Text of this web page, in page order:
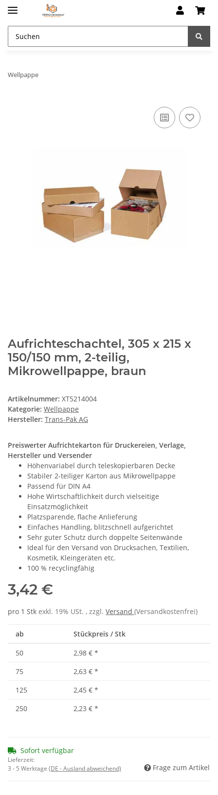
Wellpappe
Aufrichteschachtel, 305 x 215 x
150/150 mm, 2-teilig,
Mikrowellpappe, braun
Artikelnummer: XT5214004
Kategorie: Wellpappe
Hersteller: Trans-Pak AG
Preiswerter Aufrichtekarton für Druckereien, Verlage,
Hersteller und Versender
Höhenvariabel durch teleskopierbaren Decke
Stabiler 2-teiliger Karton aus Mikrowellpappe
Passend für DIN A4
Hohe Wirtschaftlichkeit durch vielseitige
Einsatzmöglichkeit
Platzsparende, flache Anlieferung
Einfaches Handling, blitzschnell aufgerichtet
Sehr guter Schutz durch doppelte Seitenwände
Ideal für den Versand von Drucksachen, Textilien,
Kosmetik, Kleingeräten etc.
100 % recyclingfähig
3,42 €
pro 1 Stk exkl. 19% USt. , zzgl. Versand (Versandkostenfrei)
ab Stückpreis / Stk
50 2,98 € *
75
2,63 € *
125
2,45 € *
250
2,23 € *
Sofort verfügbar
Lieferzeit:
3 - 5 Werktage (DE - Ausland abweichend) Frage zum Artikel